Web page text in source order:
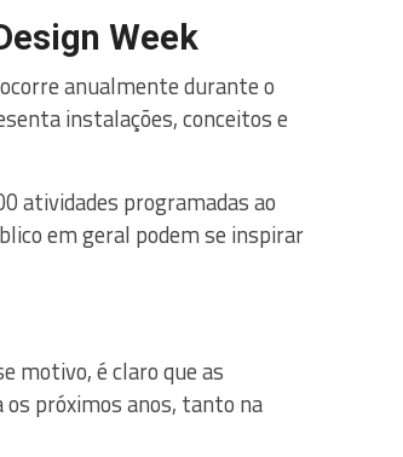
Week
anualmente durante o
instalações, conceitos e
atividades programadas ao
em geral podem se inspirar
motivo, é claro que as
próximos anos, tanto na